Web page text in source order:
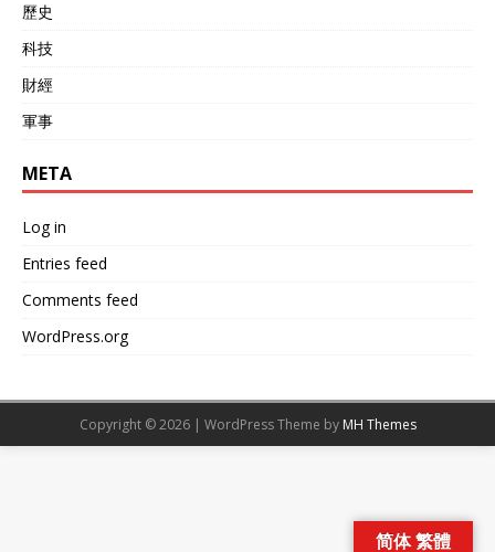
歷史
科技
財經
軍事
META
Log in
Entries feed
Comments feed
WordPress.org
Copyright © 2026 | WordPress Theme by MH Themes
简体 繁體